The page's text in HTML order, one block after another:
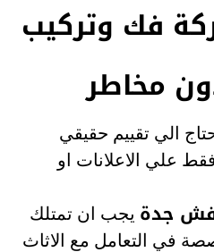
فك وتركيب
مخاطر
الي تقييم حقيقي
علي الاعلانات او
جدة يجب ان تمتلك
في التعامل مع الاثاث